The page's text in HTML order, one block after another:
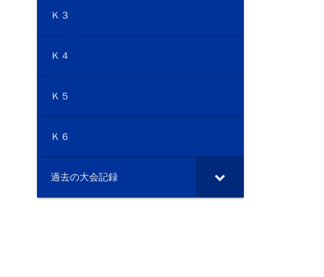
Ｋ３
Ｋ４
Ｋ５
Ｋ６
過去の大会記録